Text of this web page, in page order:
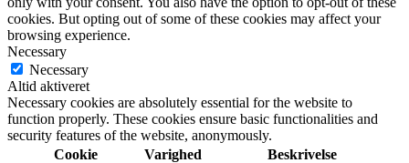
cookies. But opting out of some of these cookies may affect your
browsing experience.
Necessary
Necessary
Altid aktiveret
Necessary cookies are absolutely essential for the website to
function properly. These cookies ensure basic functionalities and
security features of the website, anonymously.
Cookie
Varighed Beskrivelse